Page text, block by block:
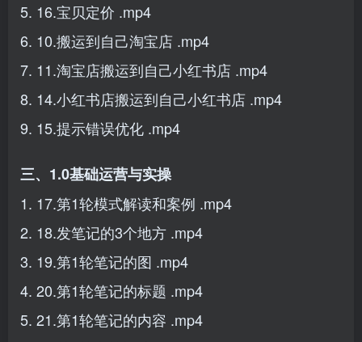
5. 16.宝贝定价 .mp4
6. 10.搬运到自己淘宝店 .mp4
7. 11.淘宝店搬运到自己小红书店 .mp4
8. 14.小红书店搬运到自己小红书店 .mp4
9. 15.提示错误优化 .mp4
三、1.0基础运营与实操
1. 17.第1轮模式解读和案例 .mp4
2. 18.发笔记的3个地方 .mp4
3. 19.第1轮笔记的图 .mp4
4. 20.第1轮笔记的标题 .mp4
5. 21.第1轮笔记的内容 .mp4